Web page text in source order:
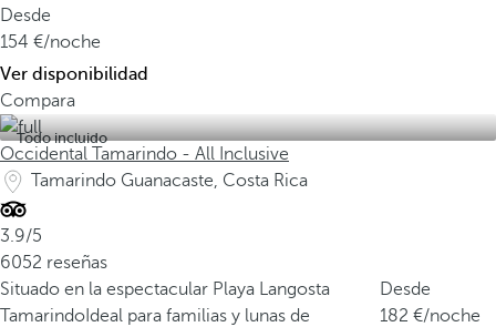
Desde
154
/noche
Ver disponibilidad
Compara
Todo incluido
Occidental Tamarindo - All Inclusive
Tamarindo Guanacaste, Costa Rica
3.9/5
6052 reseñas
Situado en la espectacular Playa Langosta
Tamarindo Ideal para familias y lunas de
Desde
182
/noche